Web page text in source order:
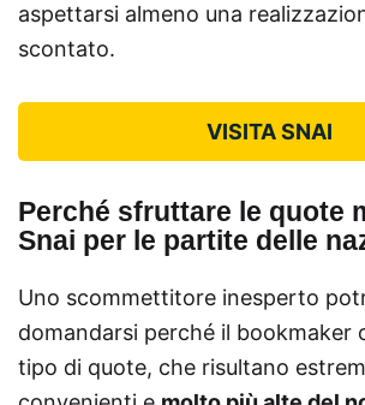
aspettarsi almeno una
scontato.
VISITA SNAI
Perché sfruttare le quote
Snai per le partite delle
Uno scommettitore inesperto
domandarsi perché il bookmaker
tipo di quote, che risultano